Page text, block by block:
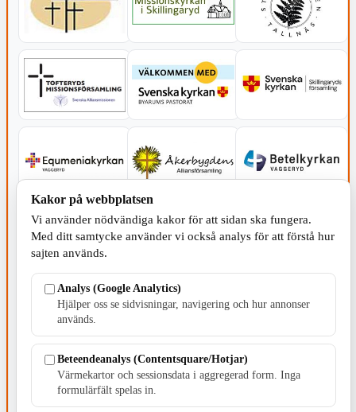
SERVICE - MOTOR
TILLVERKNING
Kakor på webbplatsen
Vi använder nödvändiga kakor för att sidan ska fungera.
Med ditt samtycke använder vi också analys för att förstå hur
sajten används.
Analys (Google Analytics)
Hjälper oss se sidvisningar, navigering och hur annonser
används.
Beteendeanalys (Contentsquare/Hotjar)
Värmekartor och sessionsdata i aggregerad form. Inga
formulärfält spelas in.